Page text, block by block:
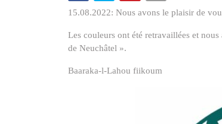
15.08.2022: Nous avons le plaisir de
Les couleurs ont été retravaillées et
de Neuchâtel ».
Baaraka-l-Lahou fiikoum